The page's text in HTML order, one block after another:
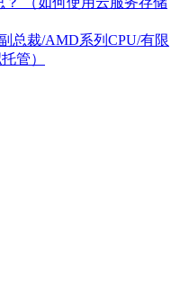
总裁/AMD系列CPU/有限
管）